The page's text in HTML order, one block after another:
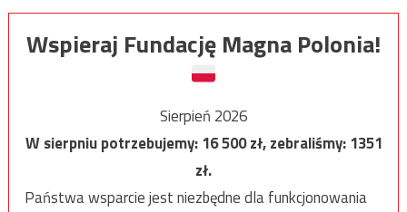
Wspieraj Fundację Magna Polonia!
Sierpień 2026
W sierpniu potrzebujemy:16 500zł, zebraliśmy:1351
zł.
Państwa wsparcie jest niezbędne dla funkcjonowania